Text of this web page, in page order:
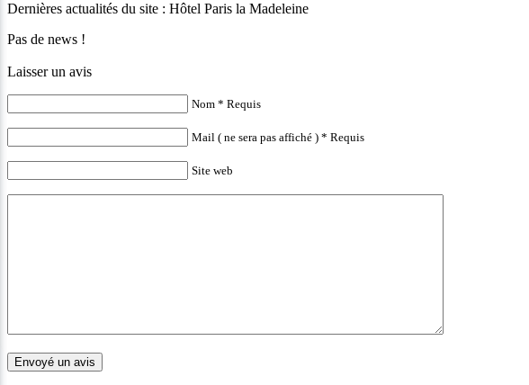
Dernières actualités du site : Hôtel Paris la Madeleine
Pas de news !
Laisser un avis
Nom * Requis
Mail ( ne sera pas affiché ) * Requis
Site web